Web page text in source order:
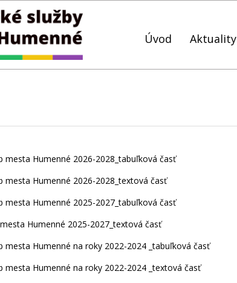
Úvod Aktuality
mesta Humenné 2026-2028_tabuľková časť
mesta Humenné 2026-2028_textová časť
mesta Humenné 2025-2027_tabuľková časť
Humenné 2025-2027_textová časť
mesta Humenné na roky 2022-2024 _tabuľková časť
mesta Humenné na roky 2022-2024 _textová časť